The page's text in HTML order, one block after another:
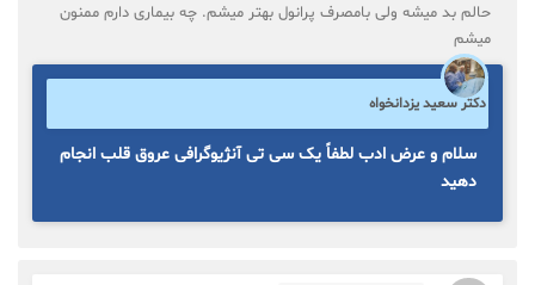
حالم بد ميشه ولی بامصرف پرانول بهتر میشم. چه بیماری دارم ممنون
ميشم
دکتر سعید یزدانخواه
سلام و عرض ادب لطفاً یک سی تی آنژیوگرافی عروق قلب انجام
دهید